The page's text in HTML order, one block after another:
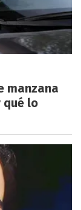
manzana
qué lo